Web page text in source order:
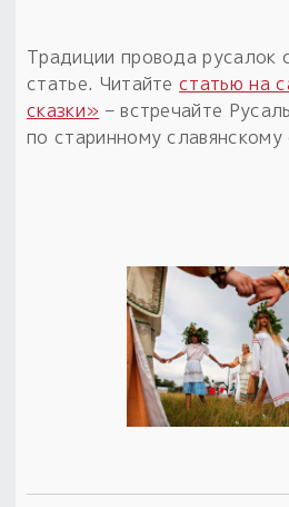
Пыльный сундучок
Товары недели
Безоплатная доставка
на заказ от 4 тыс. руб. со
Оберег в подарок
Традиции провода русалок
статье. Читайтестатью на
сказки» – встречайте
по старинному